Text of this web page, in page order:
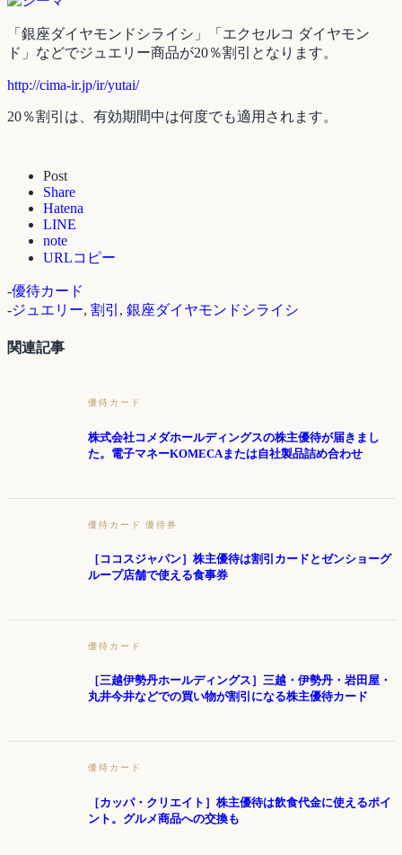
「銀座ダイヤモンドシライシ」「エクセルコ ダイヤモン
ド」などでジュエリー商品が20％割引となります。
http://cima-ir.jp/ir/yutai/
20％割引は、有効期間中は何度でも適用されます。
Post
Share
Hatena
LINE
note
URLコピー
-優待カード
-ジュエリー, 割引 , 銀座ダイヤモンドシライシ
関連記事
優待カード
株式会社コメダホールディングスの株主優待が届きまし
た。電子マネーKOMECAまたは自社製品詰め合わせ
優待カード 優待券
［ココスジャパン］株主優待は割引カードとゼンショーグ
ループ店舗で使える食事券
優待カード
［三越伊勢丹ホールディングス］三越・伊勢丹・岩田屋・
丸井今井などでの買い物が割引になる株主優待カード
優待カード
［カッパ・クリエイト］株主優待は飲食代金に使えるポイ
ント。グルメ商品への交換も